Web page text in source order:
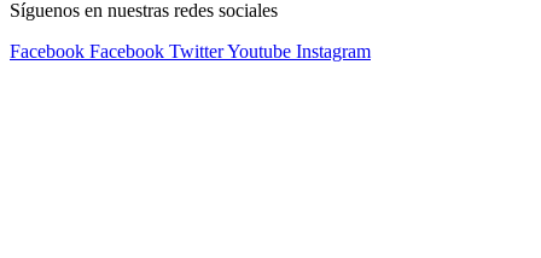
Síguenos en nuestras redes sociales
Facebook Facebook TwitterYoutube Instagram